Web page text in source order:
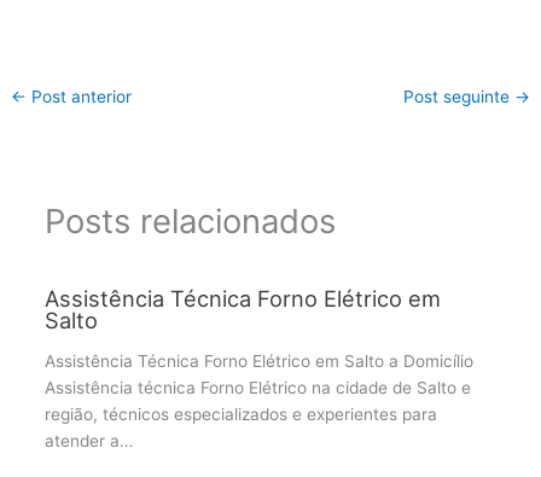
← Post anterior Post seguinte →
Posts relacionados
Assistência Técnica Forno Elétrico em
Salto
Assistência Técnica Forno Elétrico em Salto a Domicílio
Assistência técnica Forno Elétrico na cidade de Salto e
região, técnicos especializados e experientes para
atender a…